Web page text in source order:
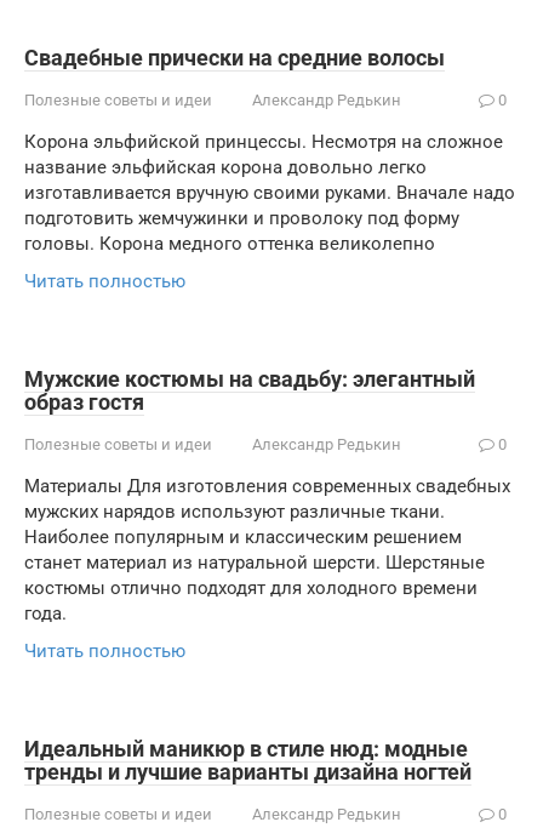
Свадебные прически на средние волосы
Полезные советы и идеи Александр Редькин 0
Корона эльфийской принцессы. Несмотря на сложное
название эльфийская корона довольно легко
изготавливается вручную своими руками. Вначале надо
подготовить жемчужинки и проволоку под форму
головы. Корона медного оттенка великолепно
Читать полностью
Мужские костюмы на свадьбу: элегантный
образ гостя
Полезные советы и идеи Александр Редькин 0
Материалы Для изготовления современных свадебных
мужских нарядов используют различные ткани.
Наиболее популярным и классическим решением
станет материал из натуральной шерсти. Шерстяные
костюмы отлично подходят для холодного времени
года.
Читать полностью
Идеальный маникюр в стиле нюд: модные
тренды и лучшие варианты дизайна ногтей
Полезные советы и идеи Александр Редькин 0